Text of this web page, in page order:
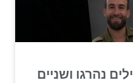
נהרגו ושניים